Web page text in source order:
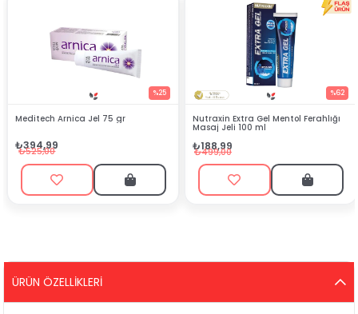
%25
Meditech Arnica Jel 75 gr
₺394,99
₺525,00
%62
Nutraxin Extra Gel Mentol Ferahlığı
Masaj Jeli 100 ml
₺188,99
₺499,00
ÜRÜN ÖZELLIKLERI